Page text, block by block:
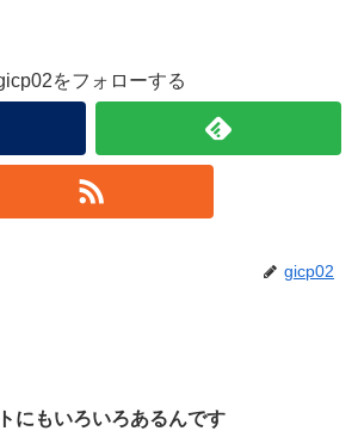
をフォローする
gicp02
にもいろいろあるんです